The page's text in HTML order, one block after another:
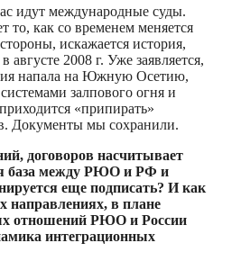
идут международные суды.
то, как со временем меняется
искажается история,
августе 2008 г. Уже заявляется,
напала на Южную Осетию,
залпового огня и
«припирать»
Документы мы сохранили.
договоров насчитывает
база между РЮО и РФ и
еще подписать? И как
направлениях, в плане
отношений РЮО и России
интеграционных